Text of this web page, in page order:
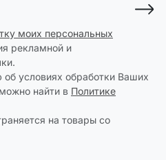
моих персональных
рекламной и
условиях обработки Ваших
найти в Политике
на товары со